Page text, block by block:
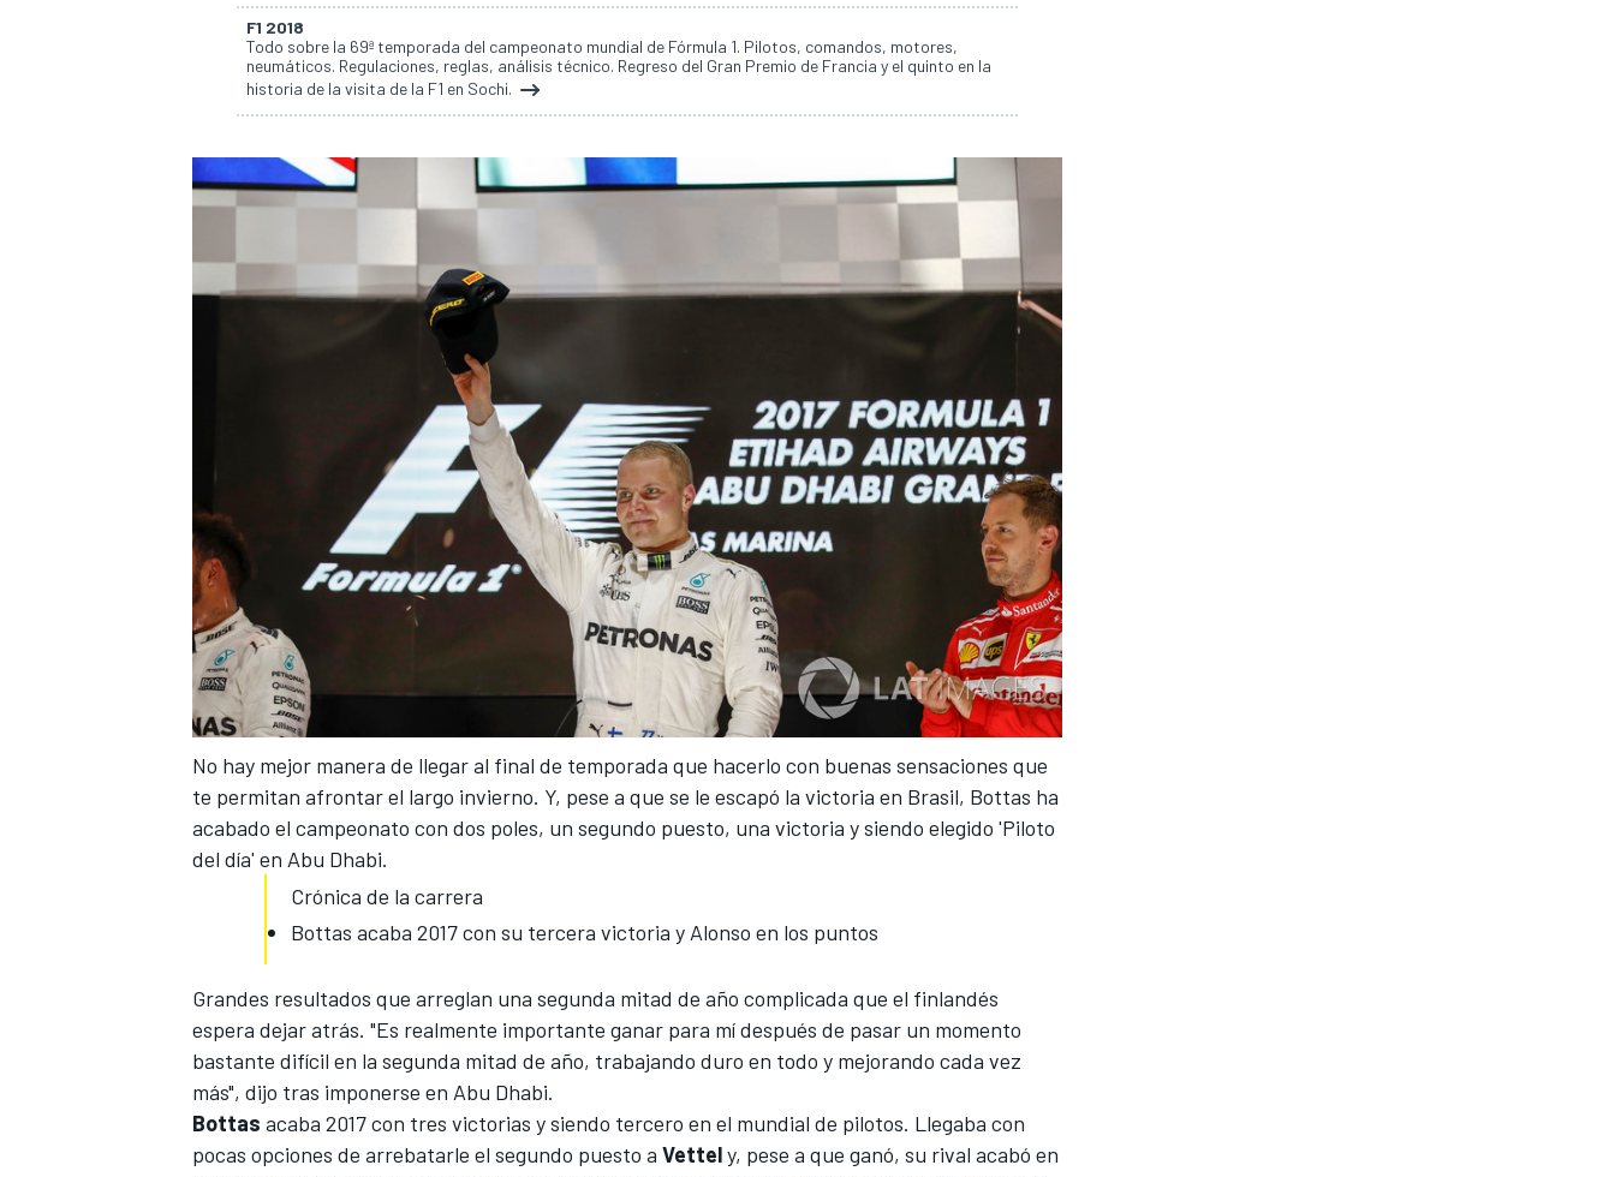
MÁS CATEGORÍAS
F1 2018
Todo sobre la 69ª temporada del campeonato mundial de Fórmula 1. Pilotos, comandos, motores,
neumáticos. Regulaciones, reglas, análisis técnico. Regreso del Gran Premio de Francia y el quinto en la
historia de la visita de la F1 en Sochi.
No hay mejor manera de llegar al final de temporada que hacerlo con buenas sensaciones que
te permitan afrontar el largo invierno. Y, pese a que se le escapó la victoria en Brasil, Bottas ha
acabado el campeonato con dos poles, un segundo puesto, una victoria y siendo elegido 'Piloto
del día' en Abu Dhabi.
Crónica de la carrera
Bottas acaba 2017 con su tercera victoria y Alonso en los puntos
Grandes resultados que arreglan una segunda mitad de año complicada que el finlandés
espera dejar atrás. "Es realmente importante ganar para mí después de pasar un momento
bastante difícil en la segunda mitad de año, trabajando duro en todo y mejorando cada vez
más", dijo tras imponerse en Abu Dhabi.
Bottas acaba 2017 con tres victorias y siendo tercero en el mundial de pilotos. Llegaba con
pocas opciones de arrebatarle el segundo puesto a Vettely, pese a que ganó, su rival acabó en